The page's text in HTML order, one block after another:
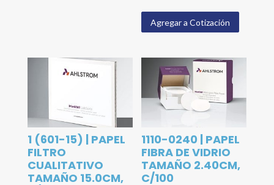
Agregar a Cotización
1 (601-15) | PAPEL
FILTRO
CUALITATIVO
TAMAÑO 15.0CM,
1110-0240 | PAPEL
FIBRA DE VIDRIO
TAMAÑO 2.40CM,
C/100